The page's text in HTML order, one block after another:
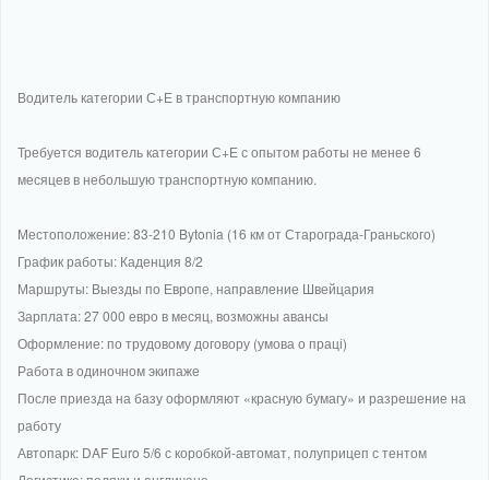
Водитель категории С+Е в транспортную компанию
Требуется водитель категории С+Е с опытом работы не менее 6
месяцев в небольшую транспортную компанию.
Местоположение: 83-210 Bytonia (16 км от Старограда-Граньского)
График работы: Каденция 8/2
Маршруты: Выезды по Европе, направление Швейцария
Зарплата: 27 000 евро в месяц, возможны авансы
Оформление: по трудовому договору (умова о праці)
Работа в одиночном экипаже
После приезда на базу оформляют «красную бумагу» и разрешение на
работу
Автопарк: DAF Euro 5/6 с коробкой-автомат, полуприцеп с тентом